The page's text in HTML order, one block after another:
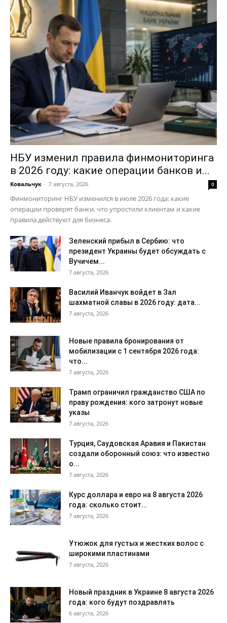
НБУ изменил правила финмониторинга
в 2026 году: какие операции банков и...
Ковальчук - 7 августа, 2026 0
Финмониторинг НБУ изменился в июле 2026 года: какие
операции проверят банки, что упростили клиентам и какие
правила действуют для бизнеса.
Зеленский прибыл в Сербию: что
президент Украины будет обсуждать с
Вучичем...
7 августа, 2026
Василий Иванчук войдет в Зал
шахматной славы в 2026 году: дата...
7 августа, 2026
Новые правила бронирования от
мобилизации с 1 сентября 2026 года:
что...
7 августа, 2026
Трамп ограничил гражданство США по
праву рождения: кого затронут новые
указы
7 августа, 2026
Турция, Саудовская Аравия и Пакистан
создали оборонный союз: что известно
о...
7 августа, 2026
Курс доллара и евро на 8 августа 2026
года: сколько стоит...
7 августа, 2026
Утюжок для густых и жестких волос с
широкими пластинами
7 августа, 2026
Новый праздник в Украине 8 августа 2026
года: кого будут поздравлять
6 августа, 2026